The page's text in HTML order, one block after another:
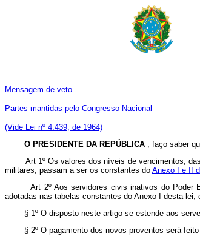
Mensagem de veto
Partes mantidas pelo Congresso Nacional
(Vide Lei nº 4.439, de 1964)
O PRESIDENTE DA REPÚBLICA , faço saber
Art 1º Os valores dos níveis de vencimentos,
militares, passam a ser os constantes do Anexo I e II
Art 2º Aos servidores civis inativos do Poder
adotadas nas tabelas constantes do Anexo I desta
§ 1º O disposto neste artigo se estende aos
§ 2º O pagamento dos novos proventos será feito